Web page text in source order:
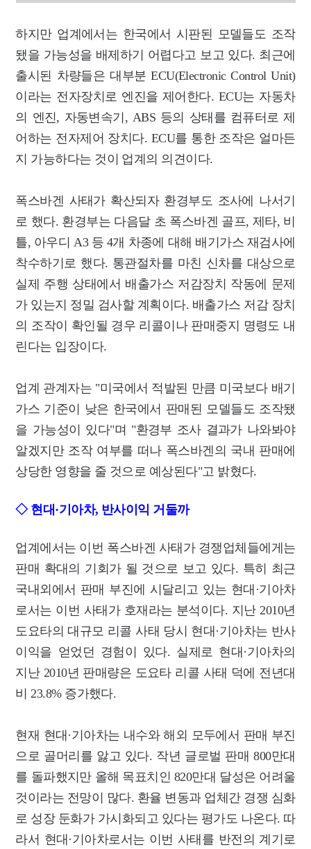
하지만 업계에서는 한국에서 시판된 모델들도 조작
됐을 가능성을 배제하기 어렵다고 보고 있다. 최근에
출시된 차량들은 대부분 ECU(Electronic Control Unit)
이라는 전자장치로 엔진을 제어한다. ECU는 자동차
의 엔진, 자동변속기, ABS 등의 상태를 컴퓨터로 제
어하는 전자제어 장치다. ECU를 통한 조작은 얼마든
지 가능하다는 것이 업계의 의견이다.
폭스바겐 사태가 확산되자 환경부도 조사에 나서기
로 했다. 환경부는 다음달 초 폭스바겐 골프, 제타, 비
틀, 아우디 A3 등 4개 차종에 대해 배기가스 재검사에
착수하기로 했다. 통관절차를 마친 신차를 대상으로
실제 주행 상태에서 배출가스 저감장치 작동에 문제
가 있는지 정밀 검사할 계획이다. 배출가스 저감 장치
의 조작이 확인될 경우 리콜이나 판매중지 명령도 내
린다는 입장이다.
업계 관계자는 "미국에서 적발된 만큼 미국보다 배기
가스 기준이 낮은 한국에서 판매된 모델들도 조작됐
을 가능성이 있다"며 "환경부 조사 결과가 나와봐야
알겠지만 조작 여부를 떠나 폭스바겐의 국내 판매에
상당한 영향을 줄 것으로 예상된다"고 밝혔다.
◇ 현대·기아차, 반사이익 거둘까
업계에서는 이번 폭스바겐 사태가 경쟁업체들에게는
판매 확대의 기회가 될 것으로 보고 있다. 특히 최근
국내외에서 판매 부진에 시달리고 있는 현대·기아차
로서는 이번 사태가 호재라는 분석이다. 지난 2010년
도요타의 대규모 리콜 사태 당시 현대·기아차는 반사
이익을 얻었던 경험이 있다. 실제로 현대·기아차의
지난 2010년 판매량은 도요타 리콜 사태 덕에 전년대
비 23.8% 증가했다.
현재 현대·기아차는 내수와 해외 모두에서 판매 부진
으로 골머리를 앓고 있다. 작년 글로벌 판매 800만대
를 돌파했지만 올해 목표치인 820만대 달성은 어려울
것이라는 전망이 많다. 환율 변동과 업체간 경쟁 심화
로 성장 둔화가 가시화되고 있다는 평가도 나온다. 따
라서 현대·기아차로서는 이번 사태를 반전의 계기로